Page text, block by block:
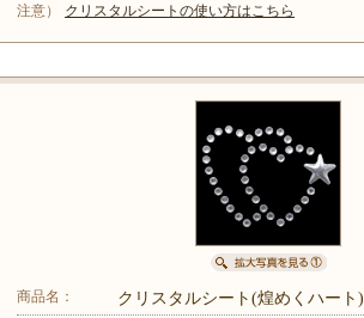
注意） クリスタルシートの使い方はこちら
商品名： クリスタルシート(煌めくハート)